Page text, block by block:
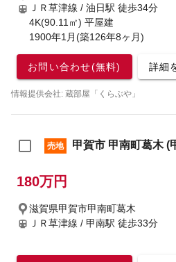
ＪＲ草津線 / 油日駅 徒歩34分
4K(90.11㎡) 平屋建
1900年1月(築126年8ヶ月)
お問い合わせ(無料) 詳細
情報提供会社: 蔵部屋「くらぶや」
売地 甲賀市 甲南町葛木 (
180万円
滋賀県甲賀市甲南町葛木
ＪＲ草津線 / 甲南駅 徒歩33分